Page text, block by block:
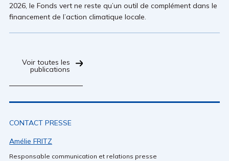
2026, le Fonds vert ne reste qu’un outil de complément dans le
financement de l’action climatique locale.
Voir toutes les
publications
CONTACT PRESSE
Amélie FRITZ
Responsable communication et relations presse